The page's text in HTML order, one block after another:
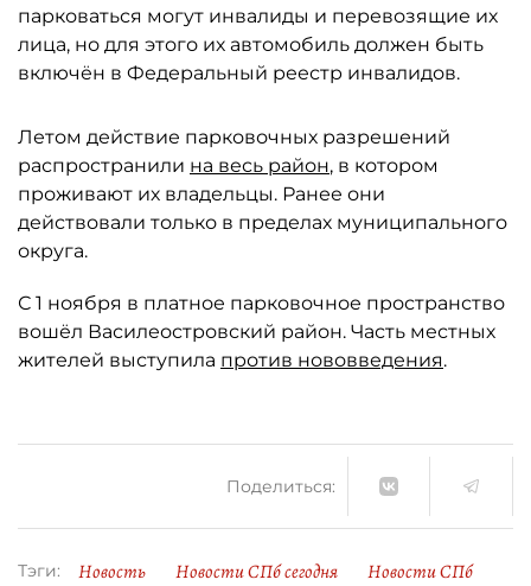
парковаться могут инвалиды и перевозящие их
лица, но для этого их автомобиль должен быть
включён в Федеральный реестр инвалидов.
Летом действие парковочных разрешений
распространили на весь район, в котором
проживают их владельцы. Ранее они
действовали только в пределах муниципального
округа.
С 1 ноября в платное парковочное пространство
вошёл Василеостровский район. Часть местных
жителей выступила против нововведения.
Поделиться:
Тэги: Новость Новости СПб сегодня
Новости СПб